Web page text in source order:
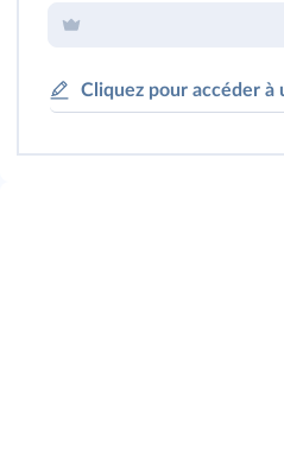
Cliquez pour accéder à